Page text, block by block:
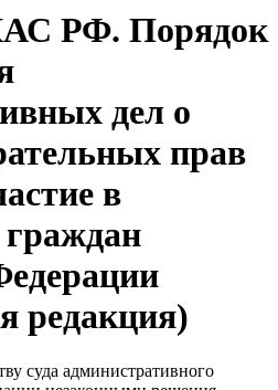
РФ. Порядок
дел о
прав
в
редакция)
суда административного